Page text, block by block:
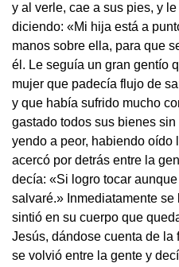
y al verle, cae a sus pies, y
diciendo: «Mi hija está a
manos sobre ella, para que
él. Le seguía un gran gentío
mujer que padecía flujo de
y que había sufrido mucho
gastado todos sus bienes
yendo a peor, habiendo oído
acercó por detrás entre la
decía: «Si logro tocar
salvaré.» Inmediatamente
sintió en su cuerpo que
Jesús, dándose cuenta de
se volvió entre la gente y